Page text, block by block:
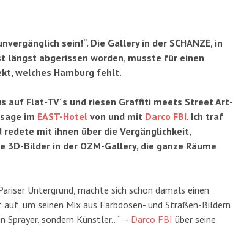
sein!“. Die Gallery in der SCHANZE, in
längst abgerissen worden, musste für einen
welches Hamburg fehlt.
auf Flat-TV´s und riesen Graffiti meets Street Art-
im EAST-Hotel von und mit Darco FBI. Ich traf
redete mit ihnen über die Vergänglichkeit,
Bilder in der OZM-Gallery, die ganze Räume
Untergrund, machte sich schon damals einen
um seinen Mix aus Farbdosen- und Straßen-Bildern
Sprayer, sondern Künstler…“ – Darco FBI über seine